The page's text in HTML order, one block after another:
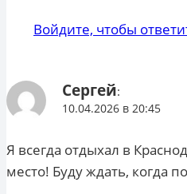
Войдите, чтобы
Сергей:
10.04.2026 в 20:45
Я всегда отдыхал в
место! Буду ждать, когда